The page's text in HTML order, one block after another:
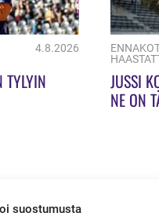
suostumusta
4.8.2026
TYLYIN
JUSSI
NE ON